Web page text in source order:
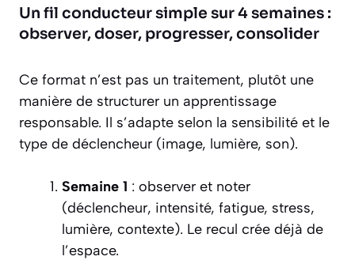
Un fil conducteur simple sur 4 semaines :
observer, doser, progresser, consolider
Ce format n’est pas un traitement, plutôt une
manière de structurer un apprentissage
responsable. Il s’adapte selon la sensibilité et le
type de déclencheur (image, lumière, son).
Semaine 1 : observer et noter
(déclencheur, intensité, fatigue, stress,
lumière, contexte). Le recul crée déjà de
l’espace.